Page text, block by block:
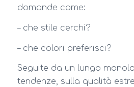
domande come:
– che stile cerchi?
– che colori preferisci?
Seguite da un lungo
tendenze, sulla qualità